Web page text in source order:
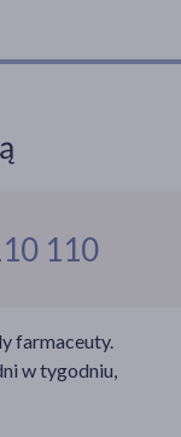
110
farmaceuty.
w tygodniu,